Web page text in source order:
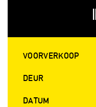
VOORVERKOOP
DEUR
DATUM